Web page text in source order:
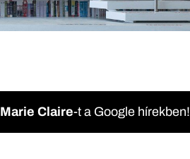
Marie Claire-t a Google hírekben!